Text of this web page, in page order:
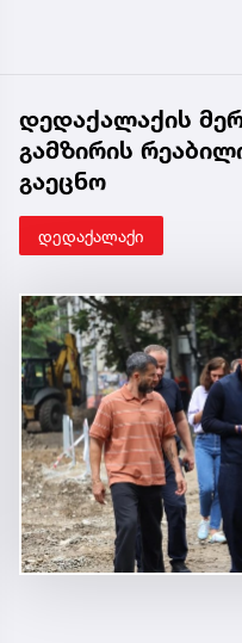
დედაქალაქის
გამზირის
გაეცნო
დედაქალაქი